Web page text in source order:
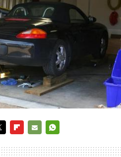
MAIL